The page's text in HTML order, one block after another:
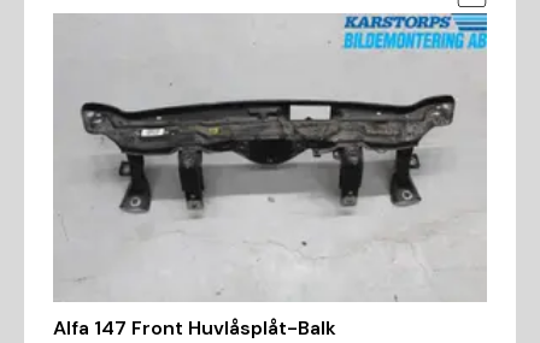
Alfa 147 Front Huvlåsplåt-Balk